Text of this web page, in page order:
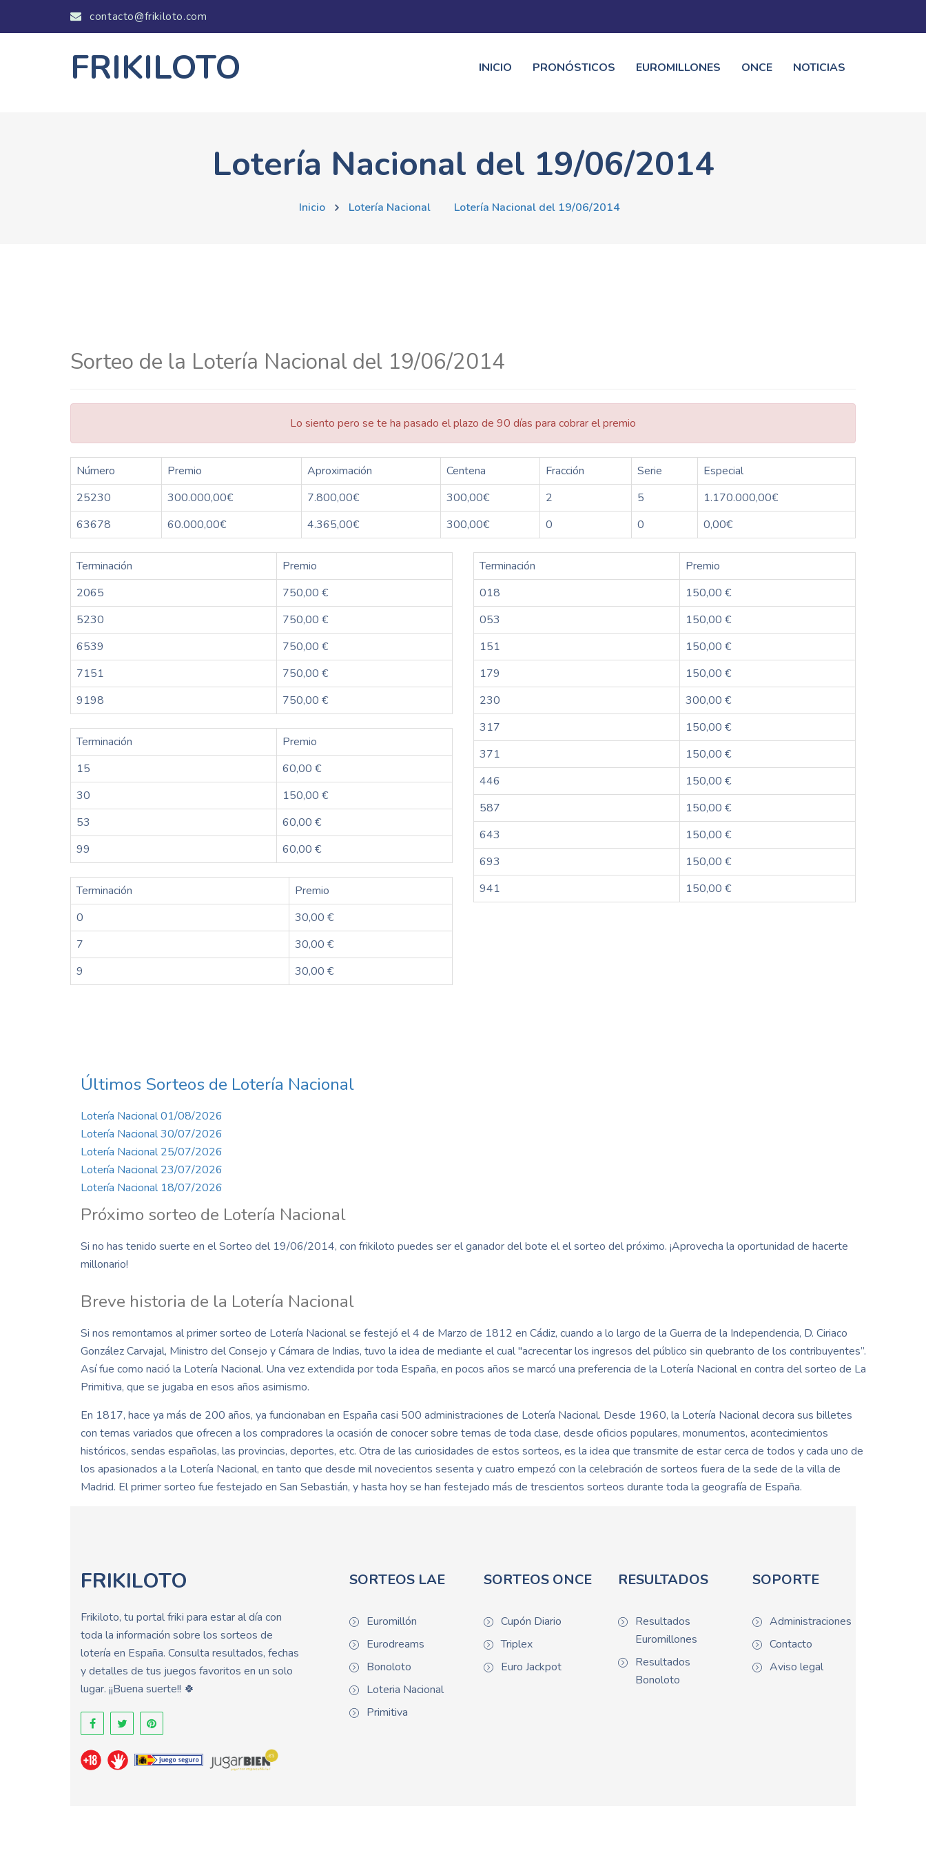
contacto@frikiloto.com
FRIKILOTO INICIO PRONÓSTICOS EUROMILLONES ONCE NOTICIAS
Lotería Nacional del 19/06/2014
Inicio Lotería Nacional Lotería Nacional del 19/06/2014
Sorteo de la Lotería Nacional del 19/06/2014
Lo siento pero se te ha pasado el plazo de 90 días para cobrar el premio
Número Premio Aproximación Centena Fracción Serie
Especial
25230
300.000,00€ 7.800,00€ 300,00€ 2 5
1.170.000,00€
63678
60.000,00€ 4.365,00€ 300,00€ 0 0 0,00€
Terminación
Premio
2065
750,00 €
5230
750,00 €
6539
750,00 €
7151
750,00 €
9198
750,00 €
Terminación
Premio
15
60,00 €
30
150,00 €
53
60,00 €
99
60,00 €
Terminación
Premio
0
30,00 €
7
30,00 €
9
30,00 €
Terminación
Premio
018
150,00 €
053
150,00 €
151
150,00 €
179
150,00 €
230
300,00 €
317
150,00 €
371
150,00 €
446
150,00 €
587
150,00 €
643
150,00 €
693
150,00 €
941
150,00 €
Últimos Sorteos de Lotería Nacional
Lotería Nacional 01/08/2026
Lotería Nacional 30/07/2026
Lotería Nacional 25/07/2026
Lotería Nacional 23/07/2026
Lotería Nacional 18/07/2026
Próximo sorteo de Lotería Nacional
Si no has tenido suerte en el Sorteo del 19/06/2014, con frikiloto puedes ser el ganador del bote el el sorteo del próximo. ¡Aprovecha la oportunidad de hacerte
millonario!
Breve historia de la Lotería Nacional
Si nos remontamos al primer sorteo de Lotería Nacional se festejó el 4 de Marzo de 1812 en Cádiz, cuando a lo largo de la Guerra de la Independencia, D. Ciriaco
González Carvajal, Ministro del Consejo y Cámara de Indias, tuvo la idea de mediante el cual "acrecentar los ingresos del público sin quebranto de los contribuyentes”.
Así fue como nació la Lotería Nacional. Una vez extendida por toda España, en pocos años se marcó una preferencia de la Lotería Nacional en contra del sorteo de La
Primitiva, que se jugaba en esos años asimismo.
En 1817, hace ya más de 200 años, ya funcionaban en España casi 500 administraciones de Lotería Nacional. Desde 1960, la Lotería Nacional decora sus billetes
con temas variados que ofrecen a los compradores la ocasión de conocer sobre temas de toda clase, desde oficios populares, monumentos, acontecimientos
históricos, sendas españolas, las provincias, deportes, etc. Otra de las curiosidades de estos sorteos, es la idea que transmite de estar cerca de todos y cada uno de
los apasionados a la Lotería Nacional, en tanto que desde mil novecientos sesenta y cuatro empezó con la celebración de sorteos fuera de la sede de la villa de
Madrid. El primer sorteo fue festejado en San Sebastián, y hasta hoy se han festejado más de trescientos sorteos durante toda la geografía de España.
FRIKILOTO
Frikiloto, tu portal friki para estar al día con
toda la información sobre los sorteos de
lotería en España. Consulta resultados, fechas
y detalles de tus juegos favoritos en un solo
lugar. ¡¡Buena suerte!! 🍀
SORTEOS LAE
Euromillón
Eurodreams
Bonoloto
Loteria Nacional
Primitiva
SORTEOS ONCE
Cupón Diario
Triplex
Euro Jackpot
RESULTADOS
Resultados
Euromillones
Resultados
Bonoloto
SOPORTE
Administraciones
Contacto
Aviso legal